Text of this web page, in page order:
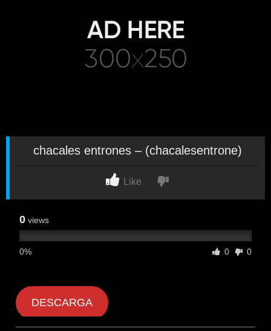
chacales entrones – (chacalesentrone)
Like
0 views
0% 0 0
DESCARGA